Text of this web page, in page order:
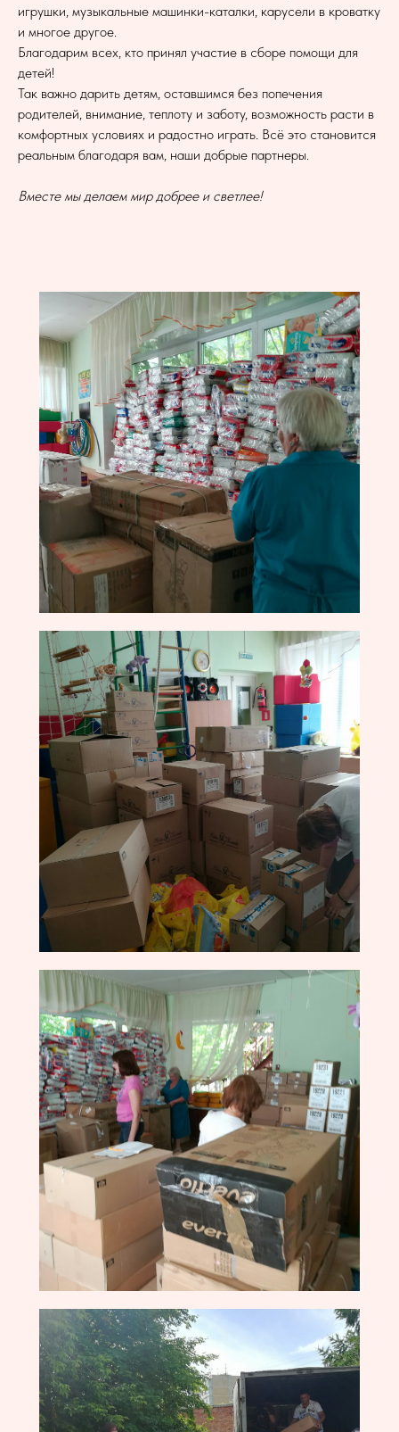
игрушки, музыкальные машинки-каталки, карусели в кроватку
и многое другое.
Благодарим всех, кто принял участие в сборе помощи для
детей!
Так важно дарить детям, оставшимся без попечения
родителей, внимание, теплоту и заботу, возможность расти в
комфортных условиях и радостно играть. Всё это становится
реальным благодаря вам, наши добрые партнеры.
Вместе мы делаем мир добрее и светлее!